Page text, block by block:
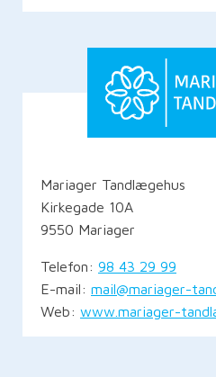
Mariager Tandlægehus
Kirkegade 10A
9550 Mariager
Telefon: 98 43 29 99
E-mail: mail@mariager-
Web: www.mariager-